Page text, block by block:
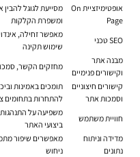
אופטימיזציית On
Page
מסייעת לגוגל
ומשפרת הקלקות
SEO טכני
מאפשר זחילה,
שימוש תקינה
מבנה אתר
וקישורים פנימיים
מחזקים הקשר,
קישורים חיצוניים
וסמכות אתר
תומכים באמינות
להתחרות בתחומים
חוויית משתמש
משפיעה על
ביצועי האתר
מדידה וניתוח
נתונים
מאפשרים שיפור
ניחוש